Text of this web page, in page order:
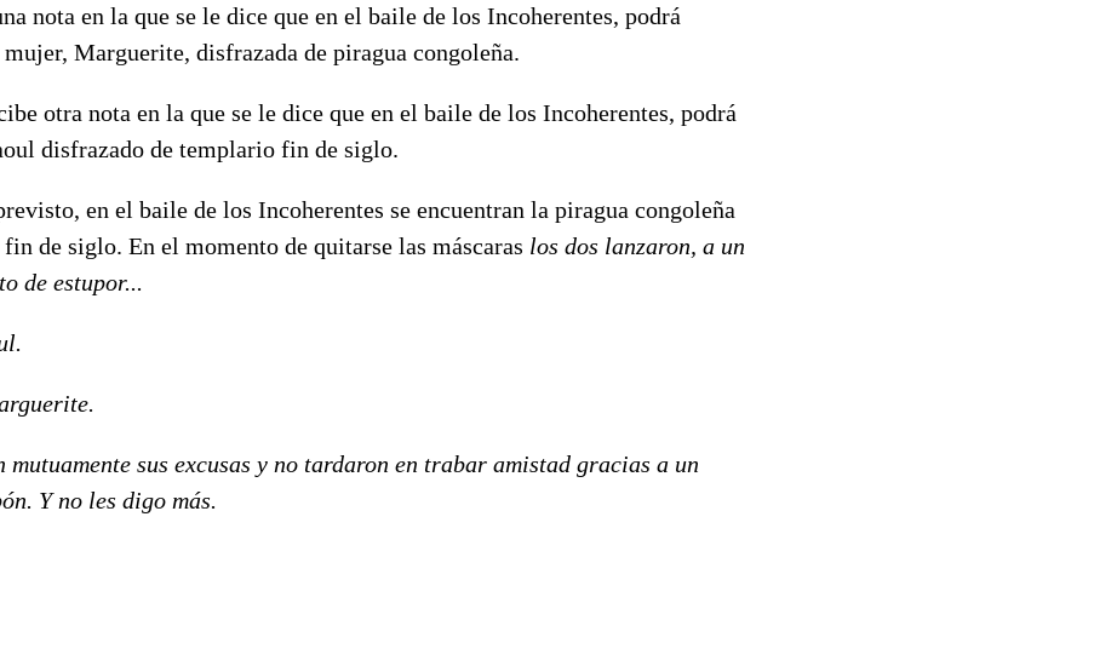
nota en la que se le dice que en el baile de los Incoherentes, podrá
Marguerite, disfrazada de piragua congoleña.
otra nota en la que se le dice que en el baile de los Incoherentes, podrá
disfrazado de templario fin de siglo.
en el baile de los Incoherentes se encuentran la piragua congoleña
de siglo. En el momento de quitarse las máscaras los dos lanzaron, a un
de estupor...
mutuamente sus excusas y no tardaron en trabar amistad gracias a un
Y no les digo más.